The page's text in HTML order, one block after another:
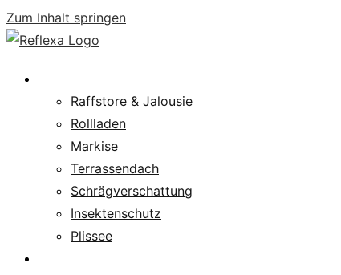
Zum Inhalt springen
Raffstore & Jalousie
Rollladen
Markise
Terrassendach
Schrägverschattung
Insektenschutz
Plissee